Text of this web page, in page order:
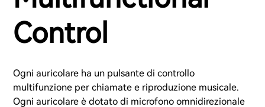
Control
Ogni auricolare ha un pulsante di controllo
multifunzione per chiamate e riproduzione musicale.
Ogni auricolare è dotato di microfono omnidirezionale